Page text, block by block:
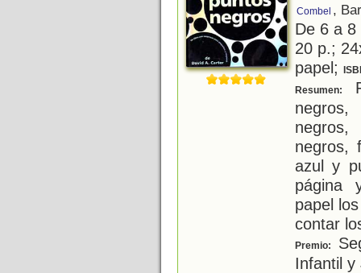
Combel ,
De 6 a
20 p.;
papel;
Resumen:
negros,
azul y
página
papel
contar
Premio:
Infantil y